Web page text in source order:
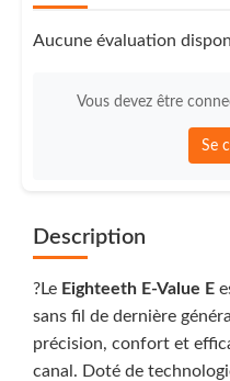
Aucune évaluation
Vous devez être
Se
Description
?Le Eighteeth E-Value E
sans fil de dernière
précision, confort et
canal. Doté de